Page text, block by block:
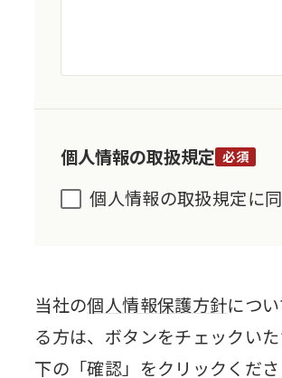
個人情報の取扱規定 必須
個人情報の取扱規定に
当社の個人情報保護方針につ
る方は、ボタンをチェックい
下の「確認」をクリックくださ